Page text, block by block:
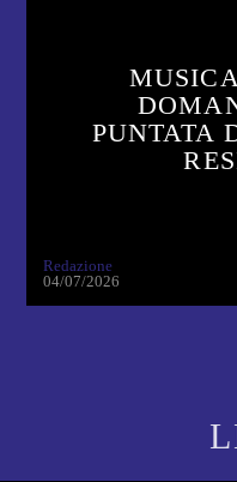
PUNTATA
Redazione
04/07/2026